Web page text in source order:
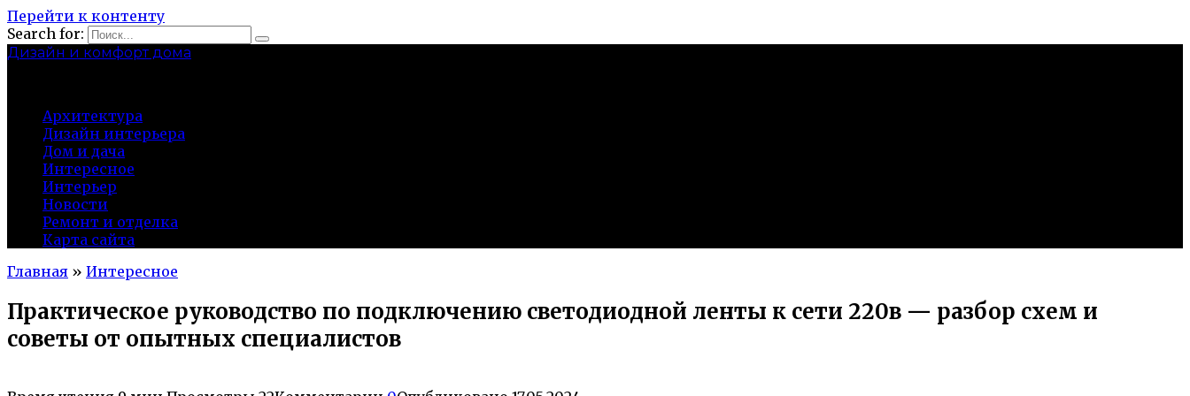
Перейти к контенту
Search for:
Дизайн и комфорт дома
Архитектура
Дизайн интерьера
Дом и дача
Интересное
Интерьер
Новости
Ремонт и отделка
Карта сайта
Главная » Интересное
Практическое руководство по подключению светодиодной ленты к сети 220в — разбор схем и
советы от опытных специалистов